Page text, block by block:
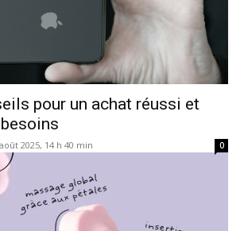
pour un achat réussi et
2025, 14 h 40 min 0